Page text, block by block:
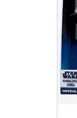
Zoradiť
Zoradiť
Zoradiť
Typy